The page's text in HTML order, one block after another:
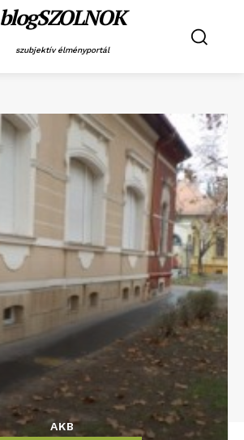
blogSZOLNOK
szubjektív élményportál
AKB